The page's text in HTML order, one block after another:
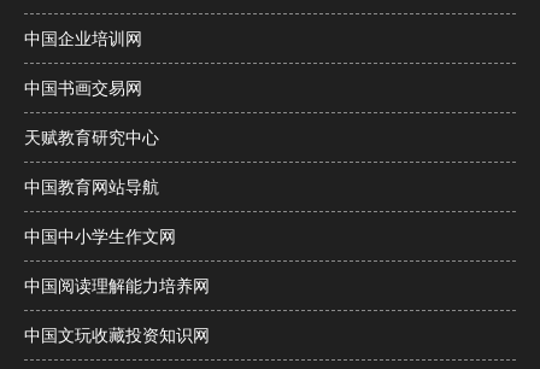
中国企业培训网
中国书画交易网
天赋教育研究中心
中国教育网站导航
中国中小学生作文网
中国阅读理解能力培养网
中国文玩收藏投资知识网